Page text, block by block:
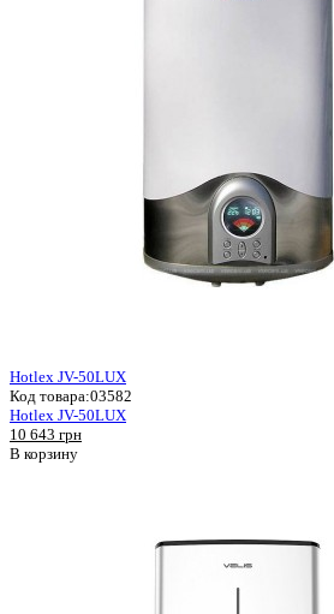
Hotlex JV-50LUX
Код товара:03582
Hotlex JV-50LUX
10 643 грн
В корзину